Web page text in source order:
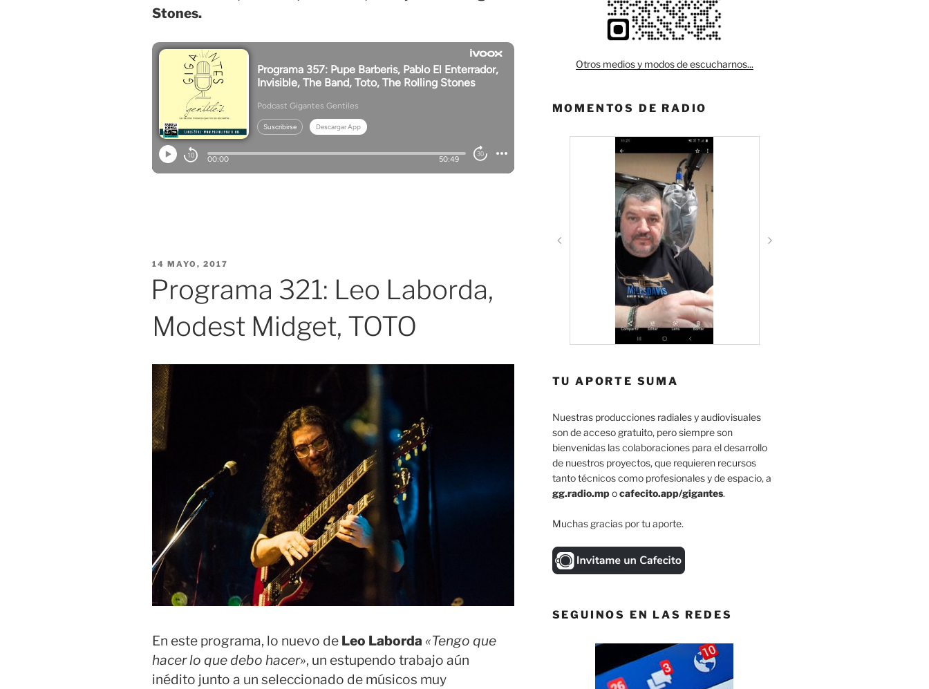
Stones.
PUBLICADO
14 MAYO, 2017
Programa 321: Leo Laborda,
Modest Midget, TOTO
En este programa, lo nuevo de Leo Laborda «Tengo que
hacer lo que debo hacer», un estupendo trabajo aún
inédito junto a un seleccionado de músicos muy
Otros medios y modos de escucharnos...
MOMENTOS DE RADIO
TU APORTE SUMA
Nuestras producciones radiales y audiovisuales
son de acceso gratuito, pero siempre son
bienvenidas las colaboraciones para el desarrollo
de nuestros proyectos, que requieren recursos
tanto técnicos como profesionales y de espacio, a
gg.radio.mpocafecito.app/gigantes.
Muchas gracias por tu aporte.
SEGUINOS EN LAS REDES